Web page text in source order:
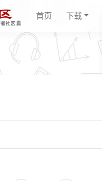
首页 下载